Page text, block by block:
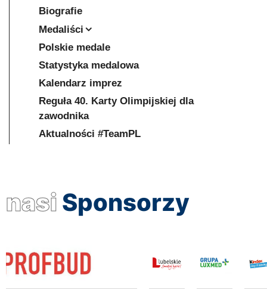
Biografie
Medaliści
Polskie medale
Statystyka medalowa
Kalendarz imprez
Reguła 40. Karty Olimpijskiej dla
zawodnika
Aktualności #TeamPL
nasi Sponsorzy